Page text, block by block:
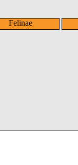
Felinae